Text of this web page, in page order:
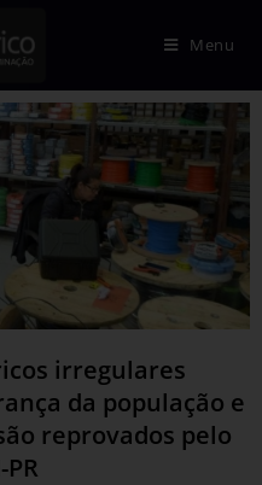
Menu
irregulares
da população e
reprovados pelo
PR